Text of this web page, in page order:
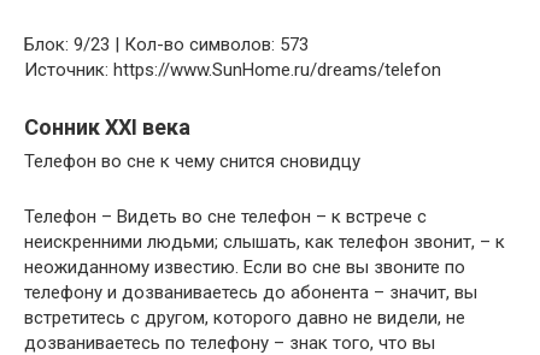
Блок: 9/23 | Кол-во символов: 573
Источник: https://www.SunHome.ru/dreams/telefon
Сонник XXI века
Телефон во сне к чему снится сновидцу
Телефон – Видеть во сне телефон – к встрече с
неискренними людьми; слышать, как телефон звонит, – к
неожиданному известию. Если во сне вы звоните по
телефону и дозваниваетесь до абонента – значит, вы
встретитесь с другом, которого давно не видели, не
дозваниваетесь по телефону – знак того, что вы